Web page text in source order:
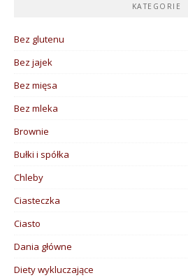
KATEGORIE
Bez glutenu
Bez jajek
Bez mięsa
Bez mleka
Brownie
Bułki i spółka
Chleby
Ciasteczka
Ciasto
Dania główne
Diety wykluczające